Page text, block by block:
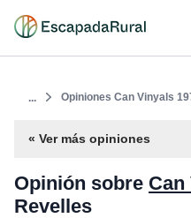
... Opiniones Can Vinyals
« Ver más opiniones
Opinión sobre Can
Revelles